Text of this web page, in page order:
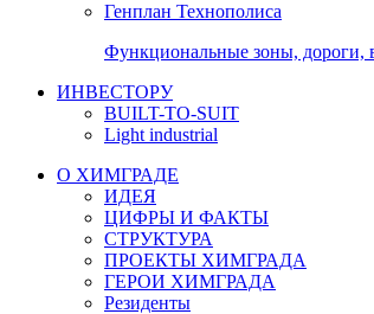
Генплан Технополиса
Функциональные зоны, дороги,
ИНВЕСТОРУ
BUILT-TO-SUIT
Light industrial
О ХИМГРАДЕ
ИДЕЯ
ЦИФРЫ И ФАКТЫ
СТРУКТУРА
ПРОЕКТЫ ХИМГРАДА
ГЕРОИ ХИМГРАДА
Резиденты